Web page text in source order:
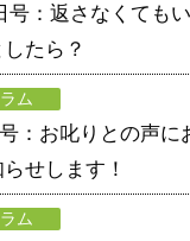
号：返さなくても
たら？
ム
：お叱りとの声に
せします！
ム